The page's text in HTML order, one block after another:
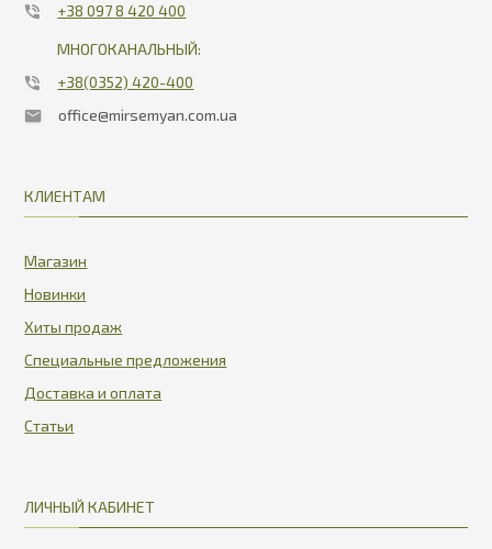
+38 097 8 420 400
МНОГОКАНАЛЬНЫЙ:
+38(0352) 420-400
office@mirsemyan.com.ua
КЛИЕНТАМ
Магазин
Новинки
Хиты продаж
Специальные предложения
Доставка и оплата
Статьи
ЛИЧНЫЙ КАБИНЕТ